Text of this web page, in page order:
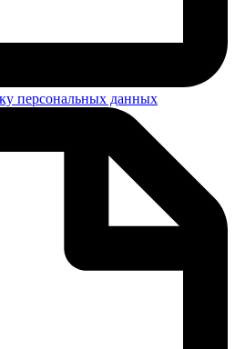
персональных данных